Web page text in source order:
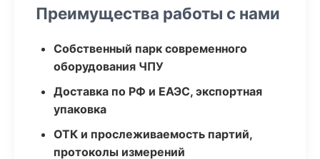
Преимущества работы с нами
Собственный парк современного
оборудования ЧПУ
Доставка по РФ и ЕАЭС, экспортная
упаковка
ОТК и прослеживаемость партий,
протоколы измерений